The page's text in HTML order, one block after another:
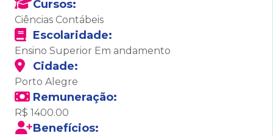
Cursos:
Ciências Contábeis
Escolaridade:
Ensino Superior Em andamento
Cidade:
Porto Alegre
Remuneração:
R$ 1400.00
Benefícios: